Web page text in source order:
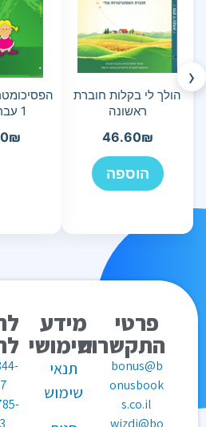
‹
הולך לי בקלות חוברת
ראשונה
46.60₪
הוספה
1 עברית ה-ו
₪
פרטי
התקשרות
bonus@b
onusbook
s.co.il
wizdi@bo
מידע
שימושי
תנאי
שימוש